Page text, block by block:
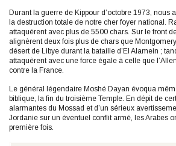
Durant la guerre de Kippour d’octobre 1973, nous
la destruction totale de notre cher foyer national.
attaquèrent avec plus de 5500 chars. Sur le front
alignèrent deux fois plus de chars que
désert de Libye durant la bataille d’El Alamein ;
attaquèrent avec une force égale à celle que
contre la France.
Le général légendaire Moshé Dayan évoqua
biblique, la fin du troisième Temple. En dépit de
alarmantes du Mossad et d’un sérieux
Jordanie sur un éventuel conflit armé, les Arabes
première fois.